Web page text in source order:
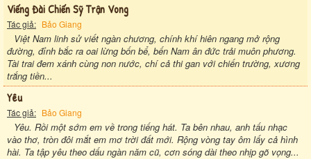
Viếng Đài Chiến Sỹ Trận Vong
Tác giả: Bảo Giang
Việt Nam linh sử viết ngàn chương, chính khí hiên ngang mở rộng
đường, đỉnh bắc ra oai lừng bốn bể, bến Nam ân đức trải muôn phương.
Tài trai đem xánh cùng non nước, chí cả thi gan với chiến trường, xương
trắng tiền...
Yêu
Tác giả: Bảo Giang
Yêu. Rồi một sớm em về trong tiếng hát. Ta bên nhau, anh tấu nhạc
vào thơ, tròn đôi mắt em mơ trời đất mới. Rộng vòng tay ôm lấy cả hình
hài. Ta tập yêu theo dấu ngàn năm cũ, cơn sóng dài theo nhịp gõ vọng...